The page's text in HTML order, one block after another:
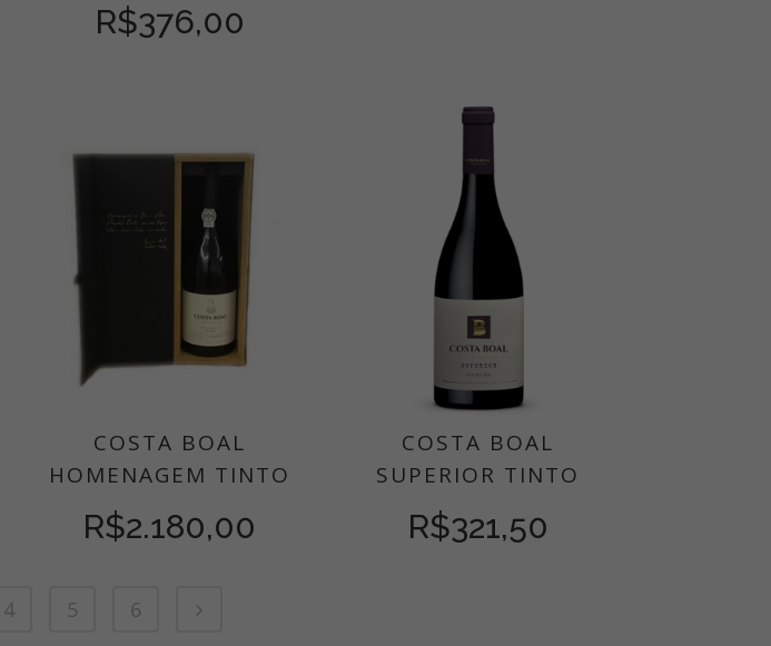
R$376,00
COSTA BOAL
HOMENAGEM TINTO
R$2.180,00
COSTA BOAL
SUPERIOR TINTO
R$321,50
4 5 6